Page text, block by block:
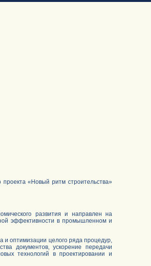
«Новый ритм строительства»
развития и направлен на
эффективности в промышленном и
и оптимизации целого ряда процедур,
документов, ускорение передачи
технологий в проектировании и